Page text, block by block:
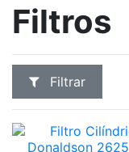
Filtros
Filtrar